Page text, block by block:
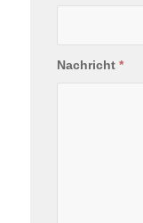
Nachricht *